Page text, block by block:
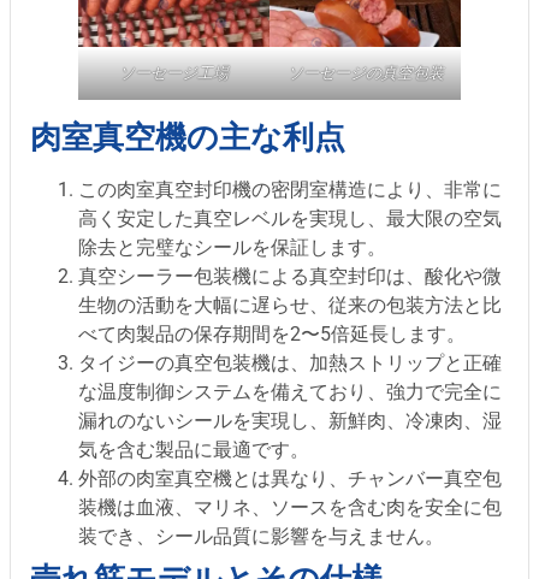
ソーセージ工場 ソーセージの真空包装
肉室真空機の主な利点
この肉室真空封印機の密閉室構造により、非常に
高く安定した真空レベルを実現し、最大限の空気
除去と完璧なシールを保証します。
真空シーラー包装機による真空封印は、酸化や微
生物の活動を大幅に遅らせ、従来の包装方法と比
べて肉製品の保存期間を2〜5倍延長します。
タイジーの真空包装機は、加熱ストリップと正確
な温度制御システムを備えており、強力で完全に
漏れのないシールを実現し、新鮮肉、冷凍肉、湿
気を含む製品に最適です。
外部の肉室真空機とは異なり、チャンバー真空包
装機は血液、マリネ、ソースを含む肉を安全に包
装でき、シール品質に影響を与えません。